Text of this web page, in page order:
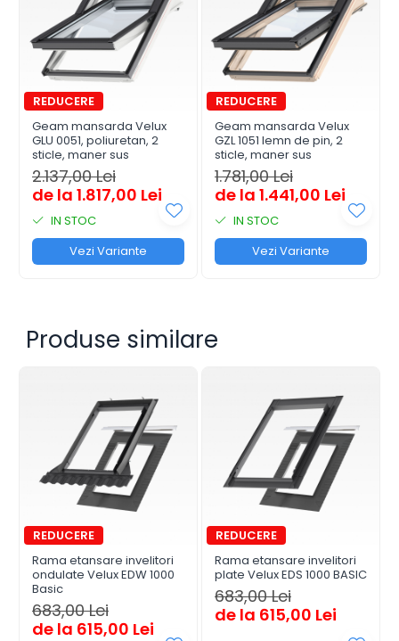
Geam mansarda Velux
GLU 0051, poliuretan, 2
sticle, maner sus
2.137,00 Lei
de la 1.817,00 Lei
IN STOC
Vezi Variante
Geam mansarda Velux
GZL 1051 lemn de pin, 2
sticle, maner sus
1.781,00 Lei
de la 1.441,00 Lei
IN STOC
Vezi Variante
Produse similare
Rama etansare invelitori
ondulate Velux EDW 1000
Basic
683,00 Lei
de la 615,00 Lei
Rama etansare invelitori
plate Velux EDS 1000 BASIC
683,00 Lei
de la 615,00 Lei